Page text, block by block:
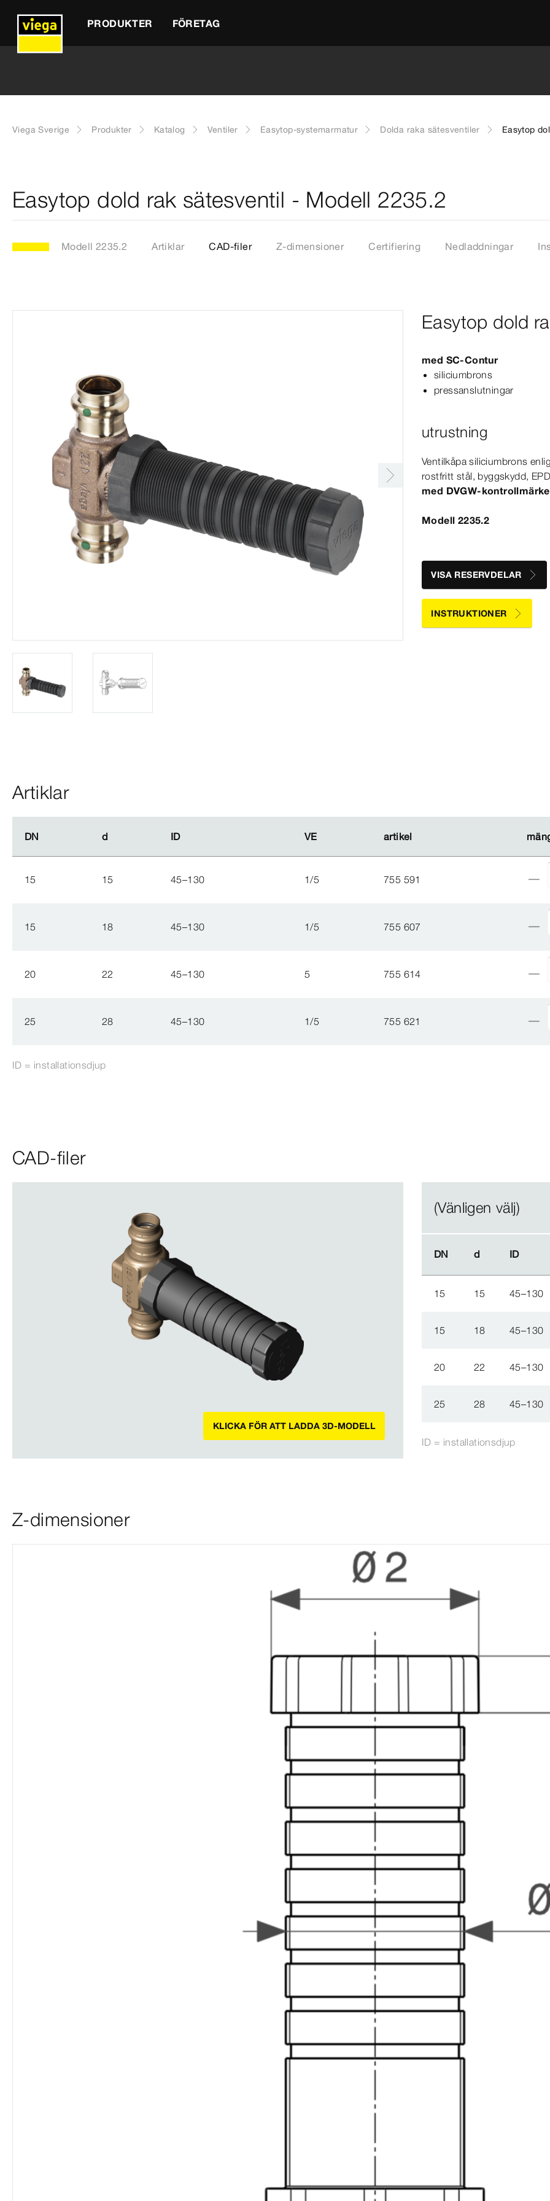
PRODUKTER FÖRETAG
Viega Sverige Produkter Katalog Ventiler Easytop-systemarmatur Dolda raka sätesventiler Easytop
Easytop dold rak sätesventil - Modell 2235.2
Modell 2235.2 Artiklar CAD-filer Z-dimensioner Certifiering Nedladdningar
Easytop dold
med SC‑Contur
siliciumbrons
pressanslutningar
utrustning
Ventilkåpa siliciumbrons
rostfritt stål, byggskydd,
med DVGW-​kontrollmärke
Modell 2235.2
VISA RESERVDELAR
INSTRUKTIONER
Artiklar
DN d ID VE artikel
DN d ID VE artikel
15 15 45–130 1/5 755 591
15 18 45–130 1/5 755 607
20 22 45–130 5 755 614
25 28 45–130 1/5 755 621
ID = installationsdjup
CAD-filer
KLICKA FÖR ATT LADDA 3D-MODELL
(Vänligen välj)
DN d ID
DN d ID
15 15 45–130
15 18 45–130
20 22 45–130
25 28 45–130
ID = installationsdjup
Z-dimensioner